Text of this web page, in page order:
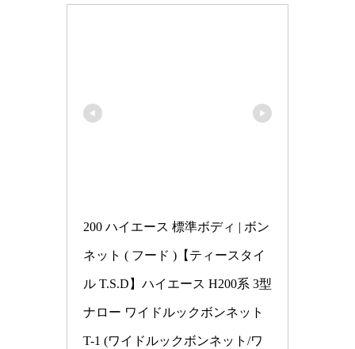
200 ハイエース 標準ボディ | ボン
ネット ( フード )【ティースタイ
ル T.S.D】ハイエース H200系 3型
ナロー ワイドルックボンネット
T-1 (ワイドルックボンネット/ワ